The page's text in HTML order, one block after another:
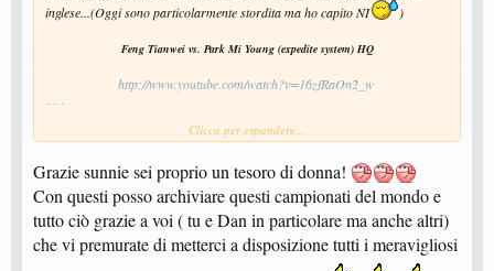
inglese...(Oggi sono particolarmente stordita ma ho capito NI
)
Feng Tianwei vs. Park Mi Young (expedite system) HQ
http://www.youtube.com/watch?v=16zfRaOn2_w​
- - -
Ed ecco la sintesi della finale:
WTTC: Wang Hao-Wang Liqin
http://www.youtube.com/watch?v=6m_g8_fmDu4
- - -
Clicca per espandere...
Grazie sunnie sei proprio un tesoro di donna!
Con questi posso archiviare questi campionati del mondo e
tutto ciò grazie a voi ( tu e Dan in particolare ma anche altri)
che vi premurate di metterci a disposizione tutti i meravigliosi